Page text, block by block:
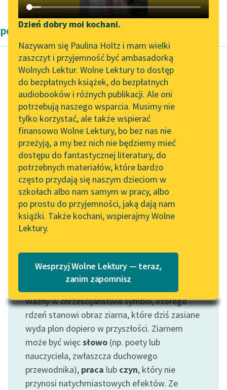
Katalog DAISY
Podkasty o książkach
Zgłoś brak utworu
Aktualności
„Prokurator Alicja Horn”
do słuchania
Byliśmy częścią AI Impact
Lab
Zapraszamy na spotkanie
online z tłumaczkami
literatury skandynawskiej
Spotkanie z Katarzyną
Tunkiel w Oslo
102. lata temu zmarł
Joseph Conrad
Lektury szkolne i klasyka
literatury do słuchania dla
uczennic i uczniów z
niepełnosprawnościami
E-kolekcja lektur
szkolnych i literatury do
słuchania dla uczennic i
uczniów z
niepełnosprawnościami
Narzędzia
Mapa Wolnych Lektur
Leśmianator
Przewodnik dla piszących i
czytających
API
OAI-PMH
Widget Wolnych Lektur
Przypisy
Katalog w formacie PDF
Dzień dobry moi kochani.
Nazywam się Paulina Holtz i mam wielki
zaszczyt i przyjemność być ambasadorką
Wolnych Lektur. Wolne Lektury to dostęp
do bezpłatnych książek, do bezpłatnych
audiobooków i różnych publikacji. Ale oni
potrzebują naszego wsparcia. Musimy nie
tylko korzystać, ale także wspierać
finansowo Wolne Lektury, bo bez nas nie
przeżyją, a my bez nich nie będziemy mieć
dostępu do fantastycznej literatury, do
potrzebnych materiałów, które bardzo
często przydają się naszym dzieciom w
szkołach albo nam samym w pracy, albo
po prostu do przyjemności, jaką dają nam
książki. Także kochani, wspierajmy Wolne
Lektury.
Wesprzyj Wolne Lektury — teraz,
zanim zapomnisz
powieści obyczajowe Bolesław Prus
Bolesław Prus
Placówka
Patrząc na nich przez
wierzch stajni, zdawało
się, że krępy chłop i
para kasztanków ze...
Czytaj więcej
Motyw: Ziarno
Ważny w chrześcijaństwie symbol, którego
rdzeń stanowi obraz ziarna, które dziś zasiane
wyda plon dopiero w przyszłości. Ziarnem
może być więcsłowo (np. poety lub
nauczyciela, zwłaszcza duchowego
przewodnika), praca lub czyn, który nie
przynosi natychmiastowych efektów. Ze